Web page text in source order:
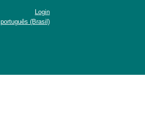
Login
português (Brasil)